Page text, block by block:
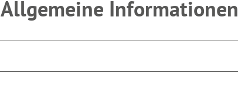
Allgemeine Informationen